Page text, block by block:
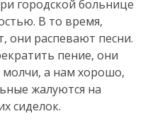
городской больнице
В то время,
они распевают песни.
пение, они
молчи, а нам хорошо,
жалуются на
сиделок.